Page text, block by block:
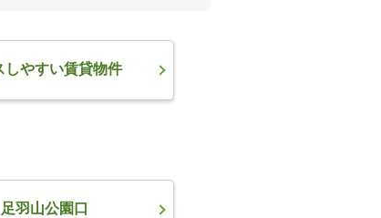
しやすい賃貸物件
足羽山公園口